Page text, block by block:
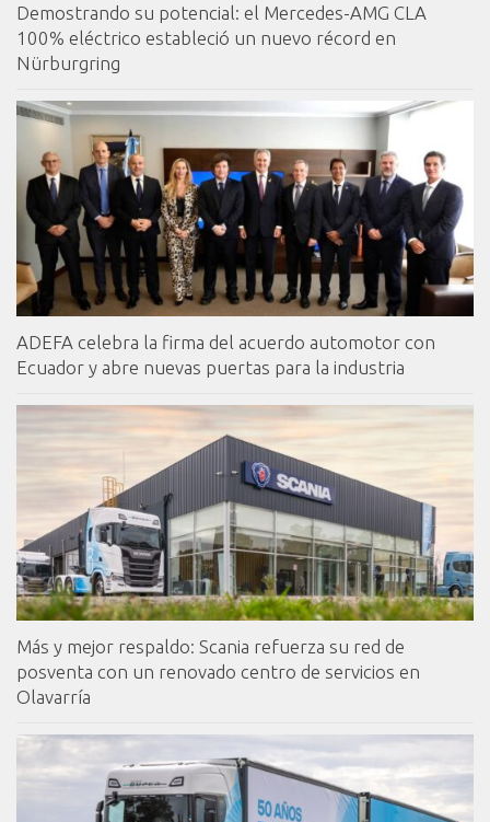
Demostrando su potencial: el Mercedes-AMG CLA
100% eléctrico estableció un nuevo récord en
Nürburgring
ADEFA celebra la firma del acuerdo automotor con
Ecuador y abre nuevas puertas para la industria
Más y mejor respaldo: Scania refuerza su red de
posventa con un renovado centro de servicios en
Olavarría